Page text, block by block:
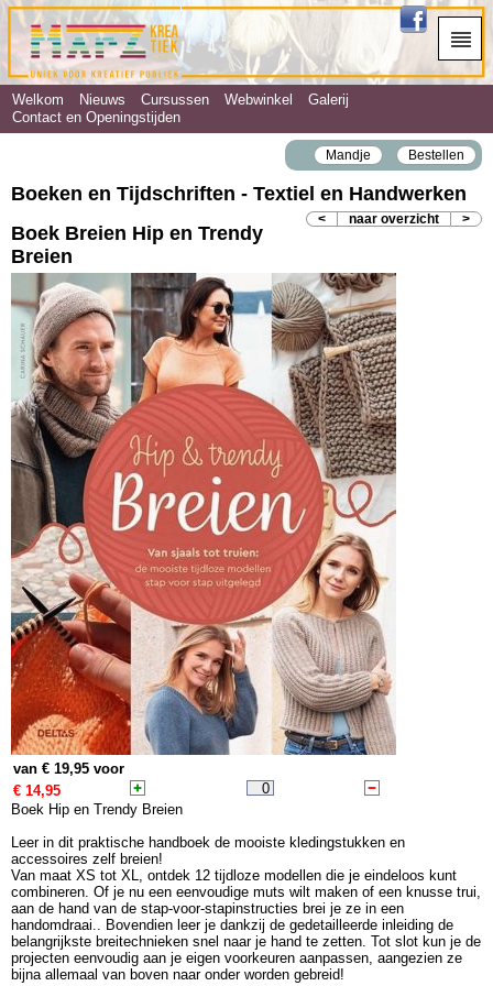
Welkom Nieuws Cursussen Webwinkel
Galerij
Contact en Openingstijden
Mandje Bestellen
Boeken en Tijdschriften - Textiel en Handwerken
< naar overzicht >
Boek Breien Hip en Trendy
Breien
van € 19,95 voor
€ 14,95
Boek Hip en Trendy Breien
Leer in dit praktische handboek de mooiste kledingstukken en
accessoires zelf breien!
Van maat XS tot XL, ontdek 12 tijdloze modellen die je eindeloos kunt
combineren. Of je nu een eenvoudige muts wilt maken of een knusse trui,
aan de hand van de stap-voor-stapinstructies brei je ze in een
handomdraai.. Bovendien leer je dankzij de gedetailleerde inleiding de
belangrijkste breitechnieken snel naar je hand te zetten. Tot slot kun je de
projecten eenvoudig aan je eigen voorkeuren aanpassen, aangezien ze
bijna allemaal van boven naar onder worden gebreid!